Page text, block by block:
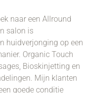
naar een Allround
salon is
huidverjonging op een
Organic Touch
Bioskinjetting en
Mijn klanten
goede conditie